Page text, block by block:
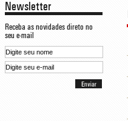
Newsletter
Receba as novidades direto no
seu e-mail